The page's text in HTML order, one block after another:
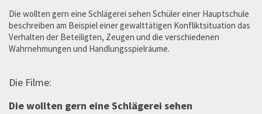
Die wollten gern eine Schlägerei sehen Schüler einer Hauptschule
beschreiben am Beispiel einer gewalttätigen Konfliktsituation das
Verhalten der Beteiligten, Zeugen und die verschiedenen
Wahrnehmungen und Handlungsspielräume.
Die Filme:
Die wollten gern eine Schlägerei sehen